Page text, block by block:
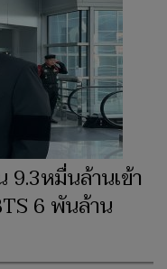
9.3หมื่นล้านเข้า
6 พันล้าน